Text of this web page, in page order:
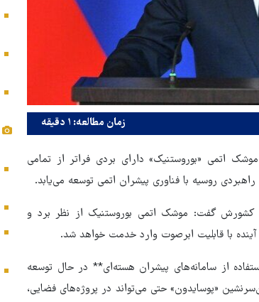
زمان مطالعه: ۱ دقیقه
اتمی «بوروستنیک» دارای بردی فراتر از تمامی
روسیه با فناوری پیشران اتمی توسعه می‌یابد.
کشورش گفت: موشک اتمی بوروستنیک از نظر برد و
با قابلیت ابرصوت وارد خدمت خواهد شد.
از سامانه‌های پیشران هسته‌ای** در حال توسعه
«پوسایدون» حتی می‌تواند در پروژه‌های فضایی،